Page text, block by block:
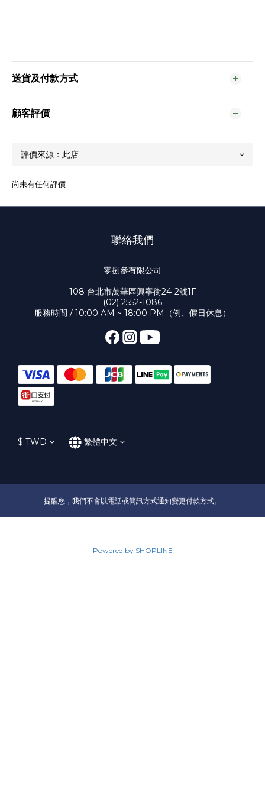
送貨及付款方式
顧客評價
尚未有任何評價
聯絡我們
零捌參有限公司
108 台北市萬華區興寧街24-2號1F
(02) 2552-1086
服務時間 / 10:00 AM ~ 18:00 PM（例、假日休息）
$ TWD 繁體中文
提醒您，我們不會以電話或簡訊方式通知變更付款方式。
Powered by SHOPLINE